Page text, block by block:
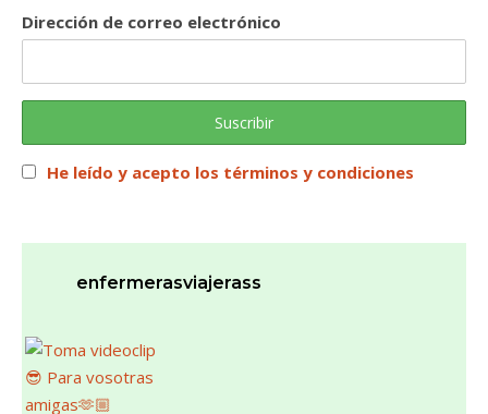
Dirección de correo electrónico
He leído y acepto los términos y condiciones
enfermerasviajerass